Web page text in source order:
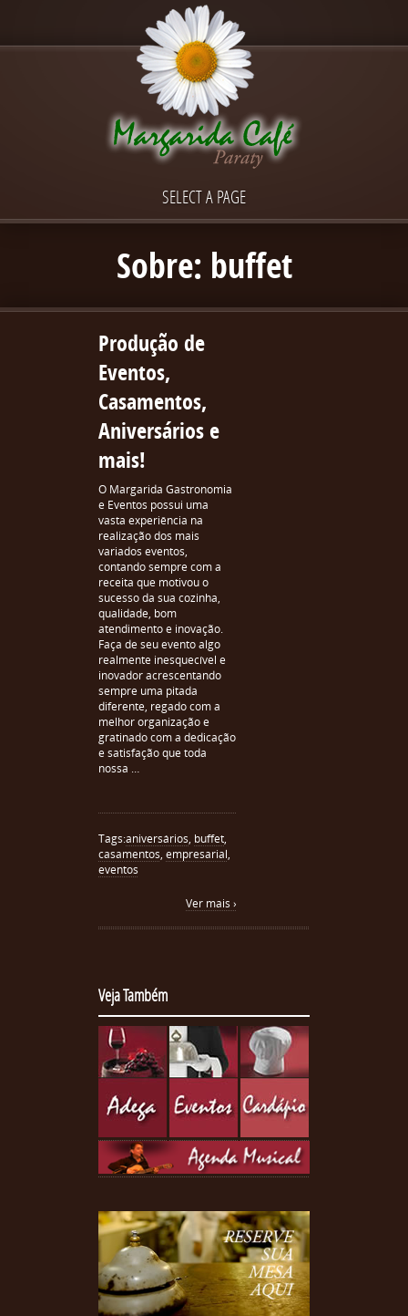
SELECT A PAGE
Sobre: buffet
Produção de
Eventos,
Casamentos,
Aniversários e
mais!
O Margarida Gastronomia
e Eventos possui uma
vasta experiência na
realização dos mais
variados eventos,
contando sempre com a
receita que motivou o
sucesso da sua cozinha,
qualidade, bom
atendimento e inovação.
Faça de seu evento algo
realmente inesquecível e
inovador acrescentando
sempre uma pitada
diferente, regado com a
melhor organização e
gratinado com a dedicação
e satisfação que toda
nossa …
Tags:aniversários, buffet,
casamentos, empresarial,
eventos
Ver mais ›
Veja Também